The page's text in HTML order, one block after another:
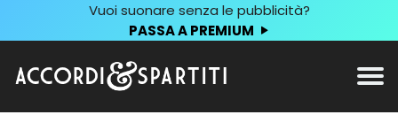
Vuoi suonare senza le pubblicità?
PASSA A PREMIUM